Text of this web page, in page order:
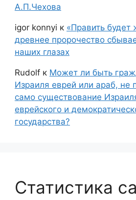
А.П.Чехова
igor konnyi к «Править будет
древнее пророчество
наших глазах
Rudolf к Может ли быть
Израиля еврей или араб, не
само существование
еврейского и
государства?
Статистика